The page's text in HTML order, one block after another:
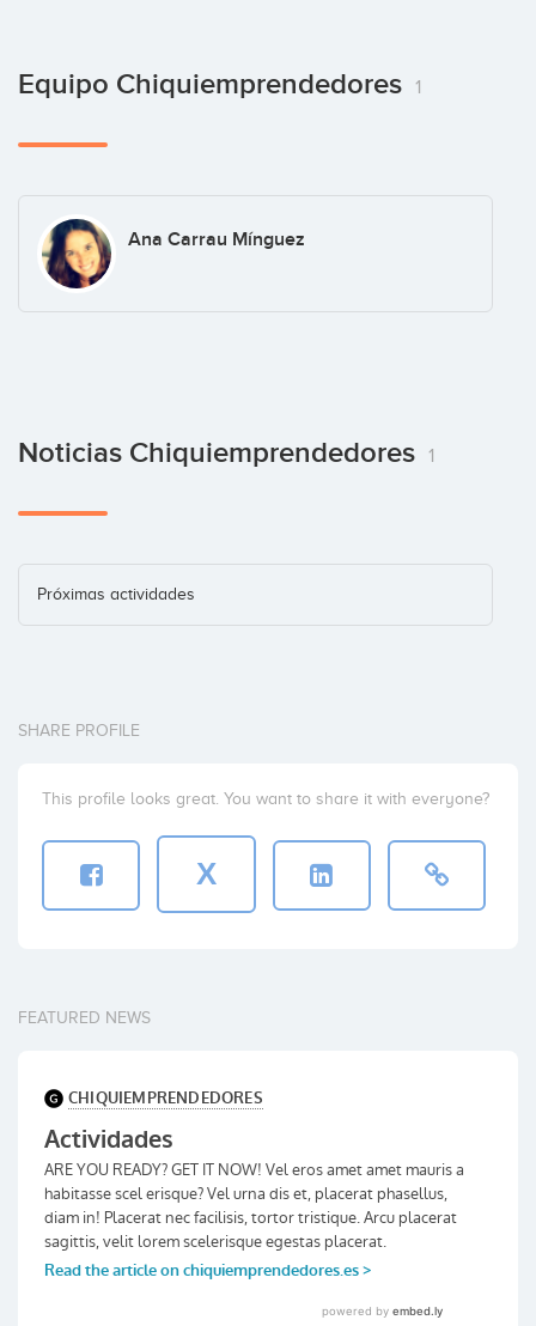
Equipo Chiquiemprendedores 1
Ana Carrau Mínguez
Noticias Chiquiemprendedores 1
Próximas actividades
SHARE PROFILE
This profile looks great. You want to share it with everyone?
X
FEATURED NEWS